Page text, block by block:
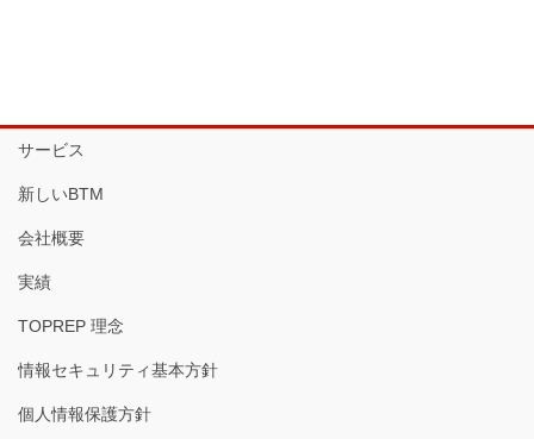
サービス
新しいBTM
会社概要
実績
TOPREP 理念
情報セキュリティ基本方針
個人情報保護方針